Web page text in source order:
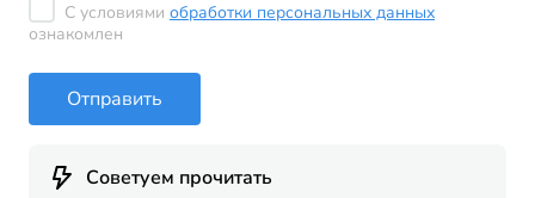
С условиями обработки персональных данных
ознакомлен
Отправить
Советуем прочитать